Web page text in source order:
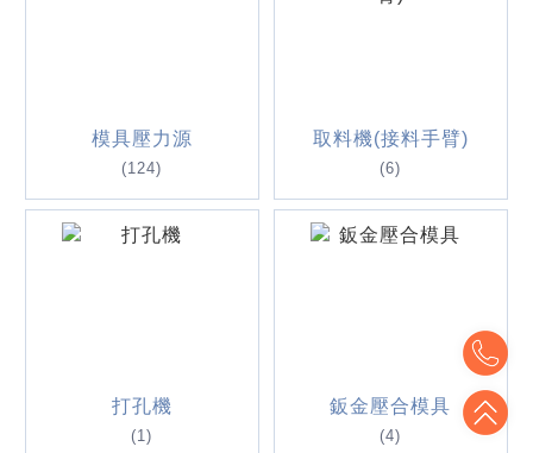
模具壓力源
(124)
取料機(接料手臂)
(6)
打孔機
(1)
鈑金壓合模具
(4)